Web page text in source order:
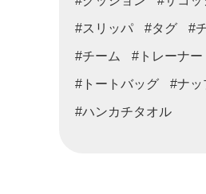
#スリッパ #タグ #
#チーム #トレーナー
#トートバッグ #ナッ
#ハンカチタオル